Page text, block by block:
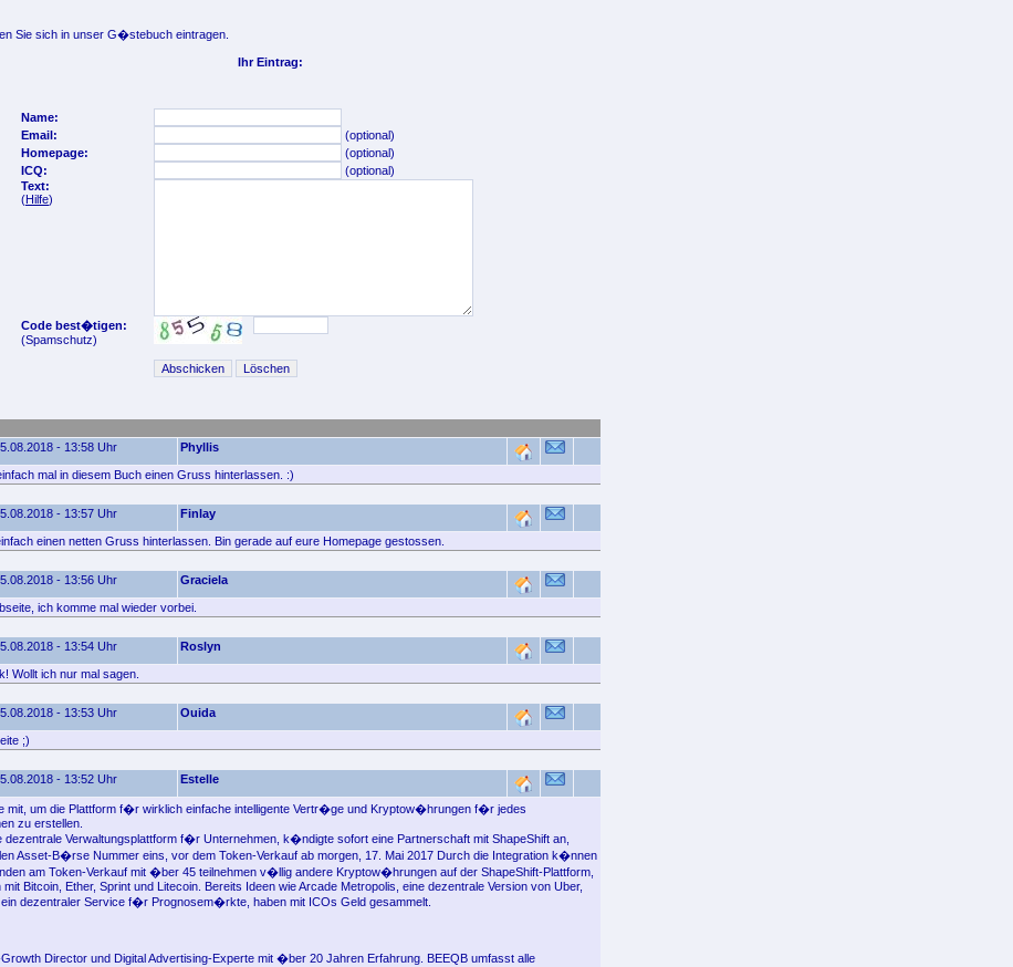
Sie sich in unser G�stebuch eintragen.
Ihr Eintrag:
Name:
Email:
(optional)
Homepage:
(optional)
ICQ:
(optional)
Text:
(Hilfe)
Code best�tigen:
(Spamschutz)
- 13:58 Uhr Phyllis
mal in diesem Buch einen Gruss hinterlassen. :)
- 13:57 Uhr Finlay
einen netten Gruss hinterlassen. Bin gerade auf eure Homepage gestossen.
- 13:56 Uhr Graciela
ich komme mal wieder vorbei.
- 13:54 Uhr Roslyn
Wollt ich nur mal sagen.
- 13:53 Uhr Ouida
;)
- 13:52 Uhr Estelle
mit, um die Plattform f�r wirklich einfache intelligente Vertr�ge und Kryptow�hrungen f�r jedes
zu erstellen.
dezentrale Verwaltungsplattform f�r Unternehmen, k�ndigte sofort eine Partnerschaft mit ShapeShift an,
Asset-B�rse Nummer eins, vor dem Token-Verkauf ab morgen, 17. Mai 2017 Durch die Integration k�nnen
am Token-Verkauf mit �ber 45 teilnehmen v�llig andere Kryptow�hrungen auf der ShapeShift-Plattform,
Bitcoin, Ether, Sprint und Litecoin. Bereits Ideen wie Arcade Metropolis, eine dezentrale Version von Uber,
ein dezentraler Service f�r Prognosem�rkte, haben mit ICOs Geld gesammelt.
Director und Digital Advertising-Experte mit �ber 20 Jahren Erfahrung. BEEQB umfasst alle